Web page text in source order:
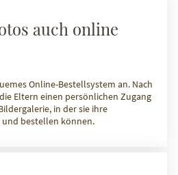
auch online
Online-Bestellsystem an. Nach
Eltern einen persönlichen Zugang
in der sie ihre
bestellen können.